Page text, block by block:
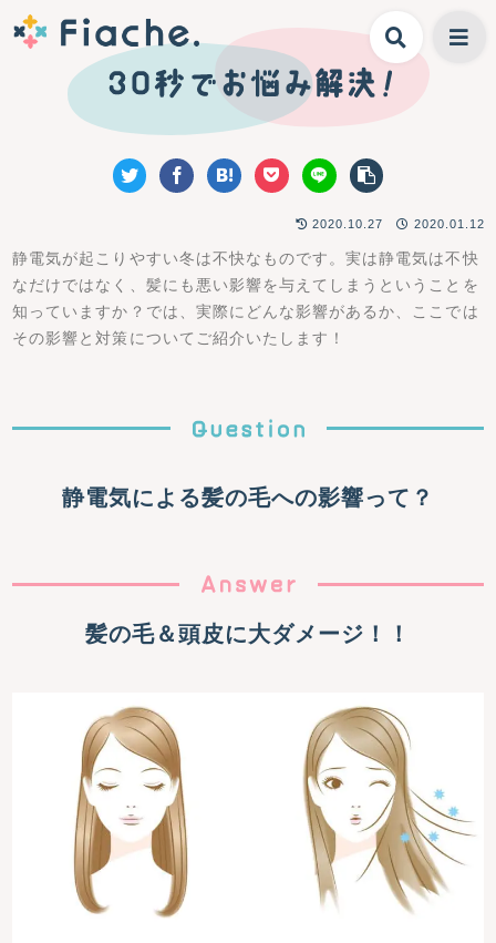
2020.10.27 2020.01.12
静電気が起こりやすい冬は不快なものです。実は静電気は不快
なだけではなく、髪にも悪い影響を与えてしまうということを
知っていますか？では、実際にどんな影響があるか、ここでは
その影響と対策についてご紹介いたします！
静電気による髪の毛への影響って？
髪の毛＆頭皮に大ダメージ！！